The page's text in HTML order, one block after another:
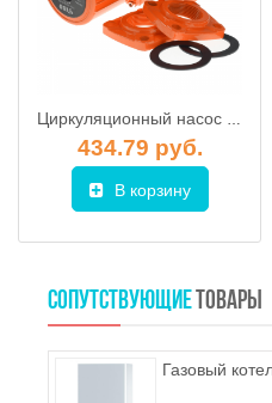
Циркуляционный насос IBO OHI 40-80 / 200 (фланец)
434.79 руб.
В корзину
СОПУТСТВУЮЩИЕ ТОВАРЫ